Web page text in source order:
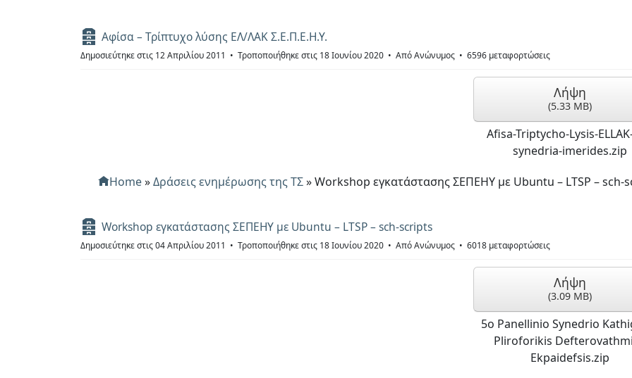
Α
χ
Αφίσα – Τρίπτυχο λύσης ΕΛ/ΛΑΚ Σ.Ε.Π.Ε.Η.Υ.
Δημοσιεύτηκε στις 12 Απριλίου 2011 Τροποποιήθηκε στις 18 Ιουνίου 2020 ΑπόΑνώνυμος 6596 μεταφορτώσεις
Λήψη
(5.33 MB)
Afisa-Triptycho-Lysis-
synedria-imerides.zip
Home»Δράσεις ενημέρωσης της ΤΣ»Workshop εγκατάστασης ΣΕΠΕΗΥ με Ubuntu – LTSP – sch-
Α
χ
Workshop εγκατάστασης ΣΕΠΕΗΥ με Ubuntu – LTSP – sch-scripts
Δημοσιεύτηκε στις 04 Απριλίου 2011 Τροποποιήθηκε στις 18 Ιουνίου 2020 ΑπόΑνώνυμος 6018 μεταφορτώσεις
Λήψη
(3.09 MB)
5o Panellinio Synedrio
Pliroforikis
Ekpaidefsis.zip